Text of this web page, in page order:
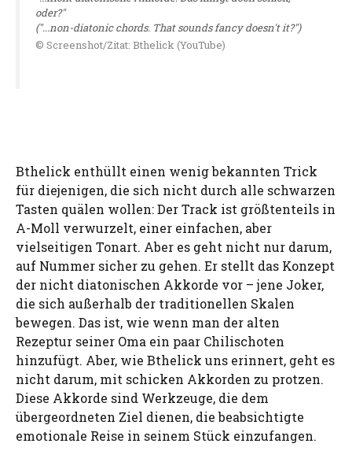
oder?"
("...non-diatonic chords. That sounds fancy doesn't it?")
© Screenshot/Zitat: Bthelick (YouTube)
Bthelick enthüllt einen wenig bekannten Trick
für diejenigen, die sich nicht durch alle schwarzen
Tasten quälen wollen: Der Track ist größtenteils in
A-Moll verwurzelt, einer einfachen, aber
vielseitigen Tonart. Aber es geht nicht nur darum,
auf Nummer sicher zu gehen. Er stellt das Konzept
der nicht diatonischen Akkorde vor – jene Joker,
die sich außerhalb der traditionellen Skalen
bewegen. Das ist, wie wenn man der alten
Rezeptur seiner Oma ein paar Chilischoten
hinzufügt. Aber, wie Bthelick uns erinnert, geht es
nicht darum, mit schicken Akkorden zu protzen.
Diese Akkorde sind Werkzeuge, die dem
übergeordneten Ziel dienen, die beabsichtigte
emotionale Reise in seinem Stück einzufangen.